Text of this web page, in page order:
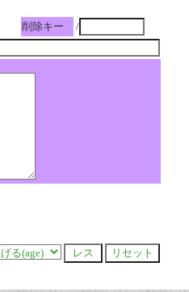
削除キー
/